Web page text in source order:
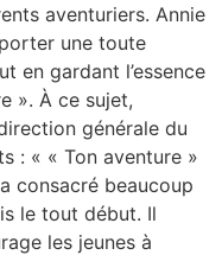
aventuriers. Annie
une toute
en gardant l’essence
». À ce sujet,
générale du
: « « Ton aventure »
consacré beaucoup
le tout début. Il
les jeunes à